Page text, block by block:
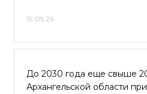
19.05.26
До 2030 года еще свыше
Архангельской области